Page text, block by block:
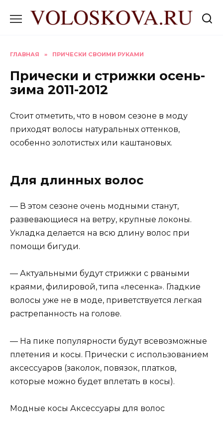
ГЛАВНАЯ » ПРИЧЕСКИ СВОИМИ РУКАМИ
Прически и стрижки осень-
зима 2011-2012
Стоит отметить, что в новом сезоне в моду
приходят волосы натуральных оттенков,
особенно золотистых или каштановых.
Для длинных волос
— В этом сезоне очень модными станут,
развевающиеся на ветру, крупные локоны.
Укладка делается на всю длину волос при
помощи бигуди.
— Актуальными будут стрижки с рваными
краями, филировой, типа «лесенка». Гладкие
волосы уже не в моде, приветствуется легкая
растрепанность на голове.
— На пике популярности будут всевозможные
плетения и косы. Прически с использованием
аксессуаров (заколок, повязок, платков,
которые можно будет вплетать в косы).
Модные косы Аксессуары для волос